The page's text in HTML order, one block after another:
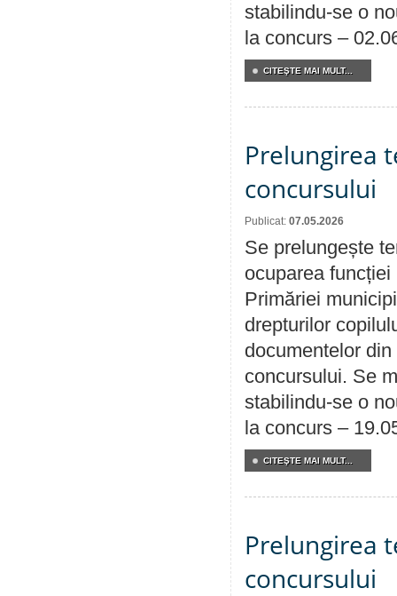
stabilindu-se o
la concurs –
CITEŞTE MAI MULT...
Prelungirea
concursului
Publicat: 07.05.2026
Se prelungește
ocuparea
Primăriei
drepturilor
documentelor
concursului. Se
stabilindu-se o
la concurs –
CITEŞTE MAI MULT...
Prelungirea
concursului